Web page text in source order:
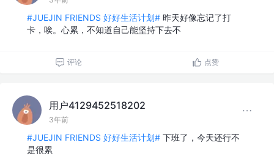
#JUEJIN FRIENDS 好好生活计划# 昨天好像忘记了打
卡，唉。心累，不知道自己能坚持下去不
评论 点赞
用户4129452518202
3年前
#JUEJIN FRIENDS 好好生活计划# 下班了，今天还行不
是很累